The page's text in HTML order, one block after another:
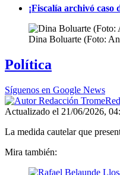
¡Fiscalía archivó
Dina Boluarte (Foto:
Política
Síguenos en Google News
Actualizado el 21/06/2026,
La medida cautelar que
Mira también: